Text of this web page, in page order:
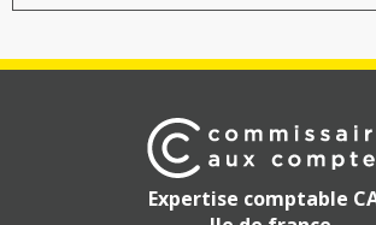
Expertise comptable